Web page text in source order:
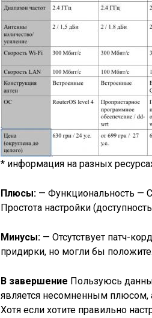
* информация на разных
Плюсы: — Функциональность —
Простота настройки
Минусы: — Отсутствует патч-
придирки, но могли бы
В завершение Пользуюсь
является несомненным плюсом,
Хотя если хотите правильно